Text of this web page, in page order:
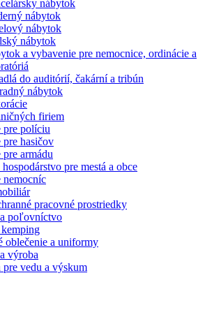
nábytok
nábytok
nábytok
nábytok
a vybavenie pre nemocnice, ordinácie a
do auditórií, čakární a tribún
nábytok
firiem
pre políciu
pre hasičov
armádu
pre mestá a obce
nemocníc
pracovné prostriedky
poľovníctvo
oblečenie a uniformy
výroba
pre vedu a výskum